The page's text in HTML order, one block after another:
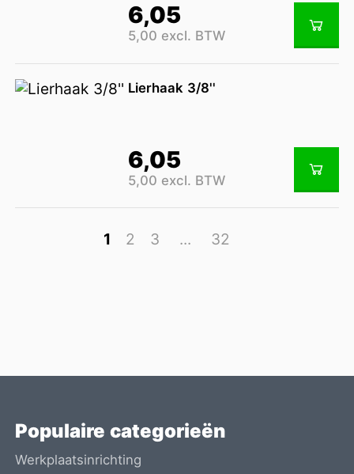
6,05
5,00 excl. BTW
Lierhaak 3/8''
6,05
5,00 excl. BTW
1 2 3 ... 32
Populaire categorieën
Werkplaatsinrichting